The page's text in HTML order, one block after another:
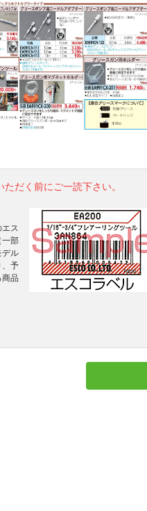
だく前にご一読下さい。
ス
一部
デル
、予
品